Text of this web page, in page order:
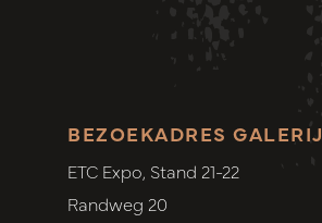
BEZOEKADRES GALERIJ
ETC Expo, Stand 21-22
Randweg 20